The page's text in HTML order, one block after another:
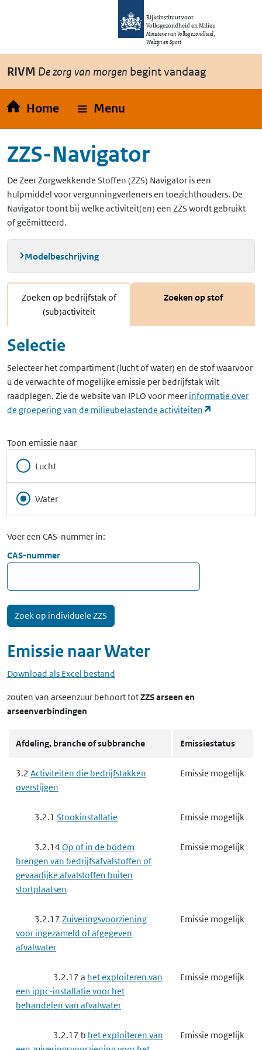
Overslaan en naar de inhoud gaan
Rijksinstituut voor
Volksgezondheid en Milieu
Ministerie van Volksgezondheid,
Welzijn en Sport
RIVM De zorg van morgen begint vandaag
Home Menu
ZZS-Navigator
De Zeer Zorgwekkende Stoffen (ZZS) Navigator is een
hulpmiddel voor vergunningverleners en toezichthouders. De
Navigator toont bij welke activiteit(en) een ZZS wordt gebruikt
of geëmitteerd.
Modelbeschrijving
Zoeken op bedrijfstak of
(sub)activiteit
Zoeken op stof
Selectie
Selecteer het compartiment (lucht of water) en de stof waarvoor
u de verwachte of mogelijke emissie per bedrijfstak wilt
raadplegen. Zie de website van IPLO voor meer informatie over
de groepering van de milieubelastende activiteiten
Toon emissie naar
Lucht
Water
Voer een CAS-nummer in:
CAS-nummer
Emissie naarWater
Download als Excel bestand
zouten van arseenzuur behoort totZZS arseen en
arseenverbindingen
Afdeling, branche of subbranche Emissiestatus
3.2 Activiteiten die bedrijfstakken
overstijgen
Emissie mogelijk
3.2.1 Stookinstallatie Emissie mogelijk
3.2.14 Op of in de bodem
brengen van bedrijfsafvalstoffen of
gevaarlijke afvalstoffen buiten
stortplaatsen
Emissie mogelijk
3.2.17 Zuiveringsvoorziening
voor ingezameld of afgegeven
afvalwater
Emissie mogelijk
3.2.17 a het exploiteren van
een ippc-installatie voor het
behandelen van afvalwater
Emissie mogelijk
3.2.17 b het exploiteren van
Emissie mogelijk